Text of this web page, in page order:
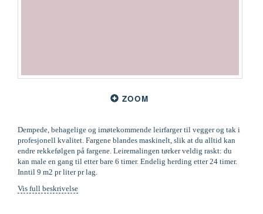
ZOOM
Dempede, behagelige og imøtekommende leirfarger til vegger og tak i
profesjonell kvalitet. Fargene blandes maskinelt, slik at du alltid kan
endre rekkefølgen på fargene. Leiremalingen tørker veldig raskt: du
kan male en gang til etter bare 6 timer. Endelig herding etter 24 timer.
Inntil 9 m2 pr liter pr lag.
Vis full beskrivelse